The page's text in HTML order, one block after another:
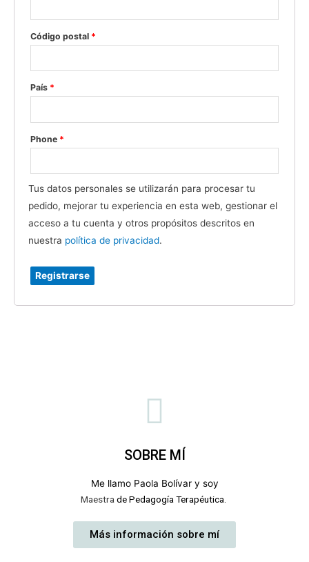
Código postal *
País *
Phone *
Tus datos personales se utilizarán para procesar tu
pedido, mejorar tu experiencia en esta web, gestionar el
acceso a tu cuenta y otros propósitos descritos en
nuestra política de privacidad.
Registrarse
SOBRE MÍ
Me llamo Paola Bolívar y soy
Maestra de Pedagogía Terapéutica.
Más información sobre mí